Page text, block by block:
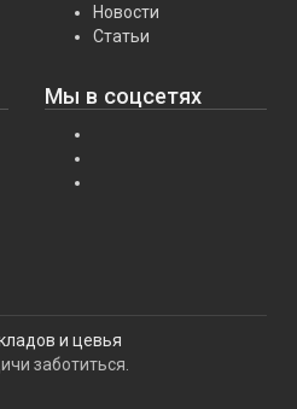
Новости
Статьи
Мы в соцсетях
и цевья
заботиться.